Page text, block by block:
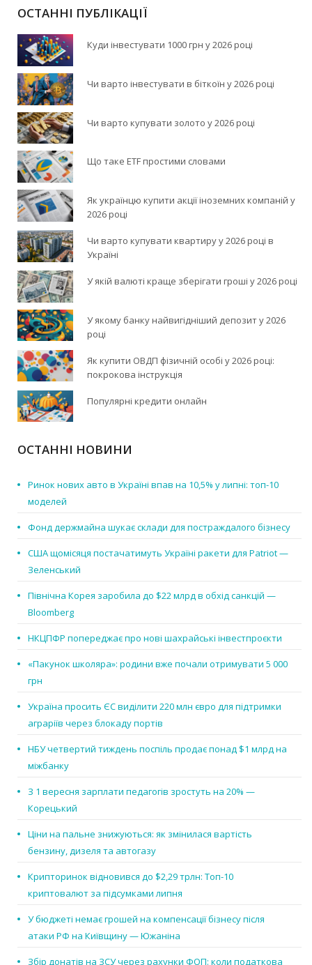
ОСТАННІ ПУБЛІКАЦІЇ
Куди інвестувати 1000 грн у 2026 році
Чи варто інвестувати в біткоїн у 2026 році
Чи варто купувати золото у 2026 році
Що таке ETF простими словами
Як українцю купити акції іноземних компаній у
2026 році
Чи варто купувати квартиру у 2026 році в
Україні
У якій валюті краще зберігати гроші у 2026 році
У якому банку найвигідніший депозит у 2026
році
Як купити ОВДП фізичній особі у 2026 році:
покрокова інструкція
Популярні кредити онлайн
ОСТАННІ НОВИНИ
Ринок нових авто в Україні впав на 10,5% у липні: топ-10
моделей
Фонд держмайна шукає склади для постраждалого бізнесу
США щомісяця постачатимуть Україні ракети для Patriot —
Зеленський
Північна Корея заробила до $22 млрд в обхід санкцій —
Bloomberg
НКЦПФР попереджає про нові шахрайські інвестпроєкти
«Пакунок школяра»: родини вже почали отримувати 5 000
грн
Україна просить ЄС виділити 220 млн євро для підтримки
аграріїв через блокаду портів
НБУ четвертий тиждень поспіль продає понад $1 млрд на
міжбанку
З 1 вересня зарплати педагогів зростуть на 20% —
Корецький
Ціни на пальне знижуються: як змінилася вартість
бензину, дизеля та автогазу
Крипторинок відновився до $2,29 трлн: Топ-10
криптовалют за підсумками липня
У бюджеті немає грошей на компенсації бізнесу після
атаки РФ на Київщину — Южаніна
Збір донатів на ЗСУ через рахунки ФОП: коли податкова